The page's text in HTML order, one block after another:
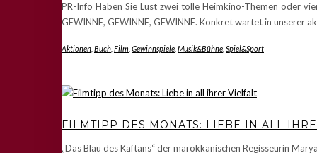
PR-Info Haben Sie Lust zwei tolle Heimkino-Themen oder
GEWINNE, GEWINNE, GEWINNE. Konkret wartet in unserer
Aktionen Buch Film Gewinnspiele Musik&Bühne Spiel&Sport
FILMTIPP DES MONATS: LIEBE IN ALL
„Das Blau des Kaftans“ der marokkanischen Regisseurin